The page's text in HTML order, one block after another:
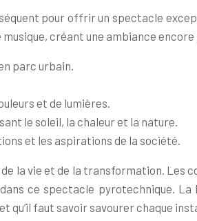
pour offrir un spectacle
créant une ambiance encore
parc urbain.
et de lumières.
le soleil, la chaleur et la nature.
et les aspirations de la société.
la vie et de la transformation. Les
ce spectacle pyrotechnique.
qu’il faut savoir savourer chaque